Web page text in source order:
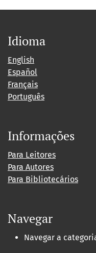
Idioma
English
Español
Français
Português
Informações
Para Leitores
Para Autores
Para Bibliotecários
Navegar
Navegar a